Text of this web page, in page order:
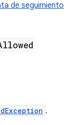
de seguimiento
.